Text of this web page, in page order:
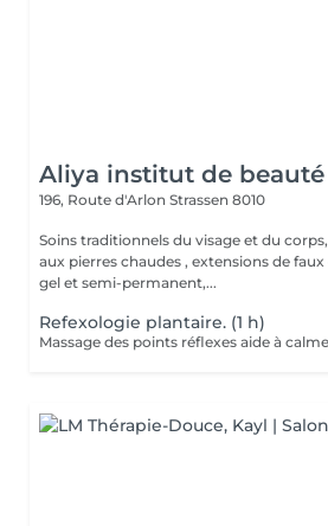
Aliya institut de beauté
196, Route d'Arlon Strassen 8010
Soins traditionnels du visage et du
aux pierres chaudes , extensions de
gel et semi-permanent,...
Refexologie plantaire. (1 h)